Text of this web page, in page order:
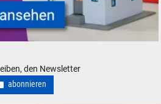
den Newsletter
abonnieren